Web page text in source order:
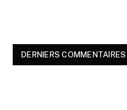
DERNIERS COMMENTAIRES